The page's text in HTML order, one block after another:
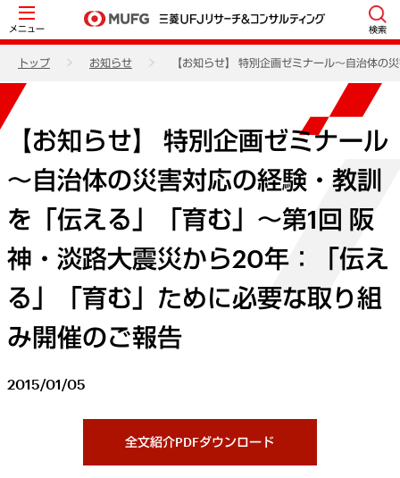
メニュー 検索
トップ お知らせ 【お知らせ】 特別企画ゼミナール～自治体
【お知らせ】 特別企画ゼミナール
～自治体の災害対応の経験・教訓
を「伝える」「育む」～第1回 阪
神・淡路大震災から20年：「伝え
る」「育む」ために必要な取り組
み開催のご報告
2015/01/05
全文紹介PDFダウンロード